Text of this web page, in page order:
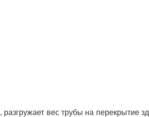
вес трубы на перекрытие